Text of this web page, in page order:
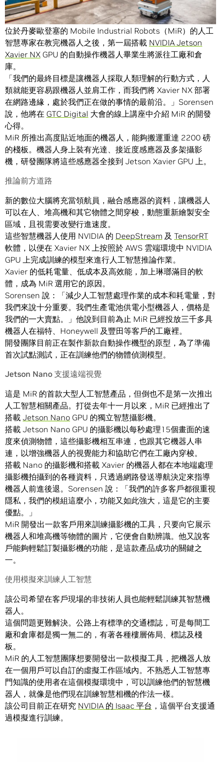
Elias Sorensen 跟許多軟體開發者一樣，一直在研究人工智
慧，而現在他和他的十人團隊打算把人工智慧教給機器人。
位於丹麥歐登塞的 Mobile Industrial Robots（MiR）的人工
智慧專家在教完機器人之後，第一屆搭載 NVIDIA Jetson
Xavier NX GPU 的自動操作機器人畢業生將派往工廠和倉
庫。
「我們的最終目標是讓機器人採取人類理解的行動方式，人
類就能更容易跟機器人並肩工作，而我們將 Xavier NX 部署
在網路邊緣，處於我們正在做的事情的最前沿。」Sorensen
說，他將在 GTC Digital 大會的線上講座中介紹 MiR 的開發
心得。
MiR 所推出高度貼近地面的機器人，能夠搬運重達 2200 磅
的棧板。機器人身上裝有光達、接近度感應器及多架攝影
機，研發團隊將這些感應器全接到 Jetson Xavier GPU 上。
推論前方道路
新的數位大腦將充當領航員，融合感應器的資料，讓機器人
可以在人、堆高機和其它物體之間穿梭，動態重新繪製安全
區域，且視需要改變行進速度。
這些智慧機器人使用 NVIDIA 的 DeepStream 及 TensorRT
軟體，以便在 Xavier NX 上按照於 AWS 雲端環境中 NVIDIA
GPU 上完成訓練的模型來進行人工智慧推論作業。
Xavier 的低耗電量、低成本及高效能，加上琳瑯滿目的軟
體，成為 MiR 選用它的原因。
Sorensen 說：「減少人工智慧處理作業的成本和耗電量，對
我們來說十分重要。我們生產電池供電小型機器人，價格是
我們的一大賣點。」他說到目前為止 MiR 已經投放三千多具
機器人在福特、Honeywell 及豐田等客戶的工廠裡。
開發團隊目前正在製作新款自動操作機型的原型，為了準備
首次試點測試，正在訓練他們的物體偵測模型。
Jetson Nano 支援遠端視覺
這是 MiR 的首款大型人工智慧產品，但倒也不是第一次推出
人工智慧相關產品。打從去年十一月以來，MiR 已經推出了
搭載 Jetson Nano GPU 的獨立智慧攝影機。
搭載 Jetson Nano GPU 的攝影機以每秒處理15個畫面的速
度來偵測物體，這些攝影機相互串連，也跟其它機器人串
連，以增強機器人的視覺能力和協助它們在工廠內穿梭。
搭載 Nano 的攝影機和搭載 Xavier 的機器人都在本地端處理
攝影機拍攝到的各種資料，只透過網路發送導航決定來指導
機器人前進後退。Sorensen 說：「我們的許多客戶都很重視
隱私，我們的模組這麼小，功能又如此強大，這是它的主要
優點。」
MiR 開發出一款客戶用來訓練攝影機的工具，只要向它展示
機器人和堆高機等物體的圖片，它便會自動辨識。他又說客
戶能夠輕鬆訂製攝影機的功能，是這款產品成功的關鍵之
一。
使用模擬來訓練人工智慧
該公司希望在客戶現場的非技術人員也能輕鬆訓練其智慧機
器人。
這個問題更難解決。公路上有標準的交通標誌，可是每間工
廠和倉庫都是獨一無二的，有著各種樓層佈局、標誌及棧
板。
MiR 的人工智慧團隊想要開發出一款模擬工具，把機器人放
在一個用戶可以自訂的虛擬工作區域內。不熟悉人工智慧專
門知識的使用者在這個模擬環境中，可以訓練他們的智慧機
器人，就像是他們現在訓練智慧相機的作法一樣。
該公司目前正在研究 NVIDIA 的 Isaac 平台 ，這個平台支援通
過模擬進行訓練。